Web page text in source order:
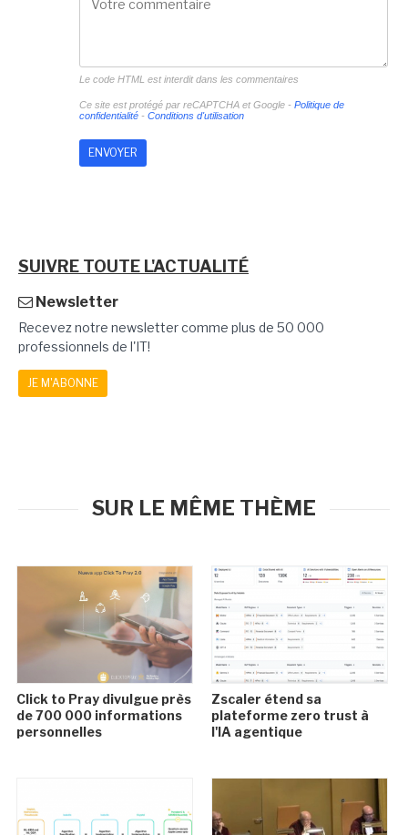
Le code HTML est interdit dans les commentaires
Ce site est protégé par reCAPTCHA et Google - Politique de
confidentialité- Conditions d'utilisation
SUIVRE TOUTE L'ACTUALITÉ
Newsletter
Recevez notre newsletter comme plus de 50 000
professionnels de l'IT!
JE M'ABONNE
SUR LE MÊME THÈME
Click to Pray divulgue près
de 700 000 informations
personnelles
Zscaler étend sa
plateforme zero trust à
l'IA agentique